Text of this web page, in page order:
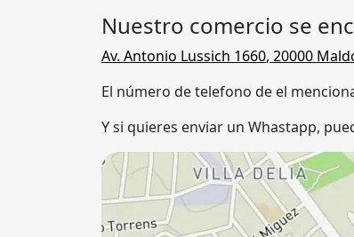
Nuestro comercio se
Av. Antonio Lussich 1660, 20000
El número de telefono de el
Y si quieres enviar un Whastapp,